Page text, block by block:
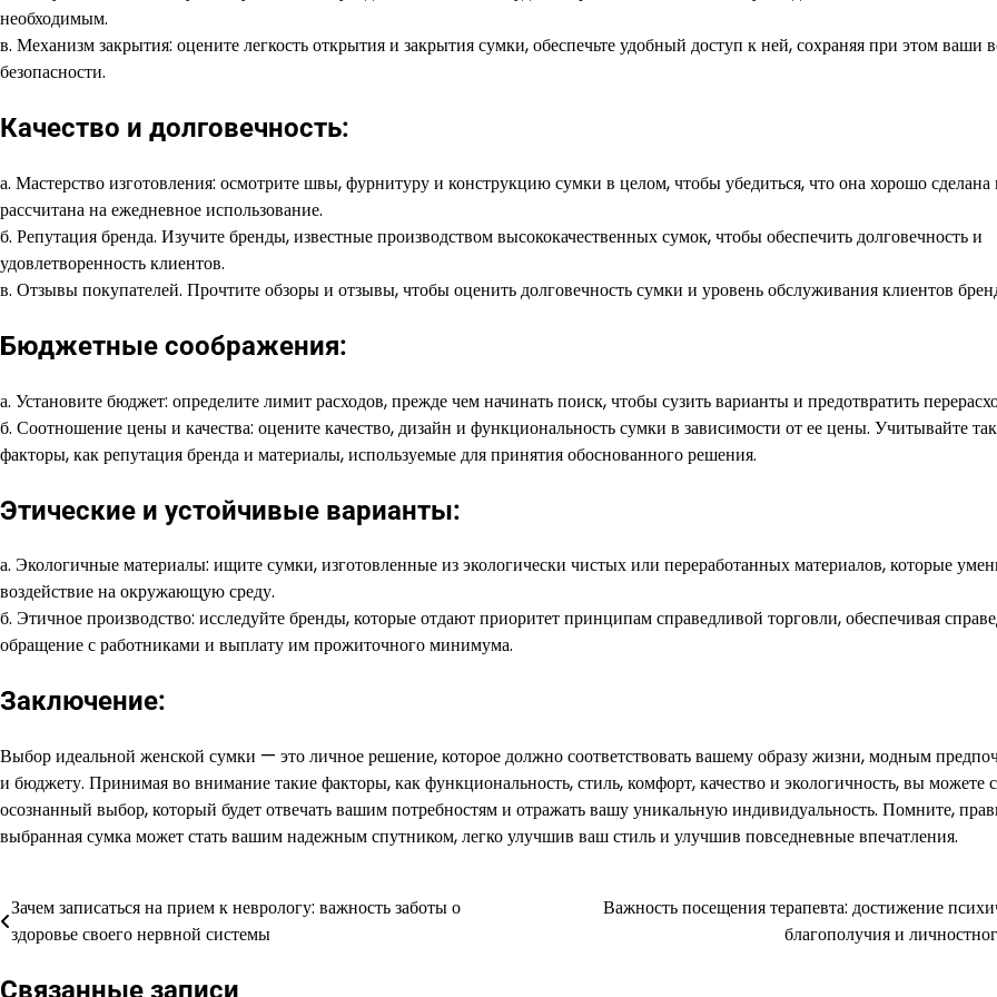
необходимым.
в. Механизм закрытия: оцените легкость открытия и закрытия сумки, обеспечьте удобный доступ к ней, сохраняя при этом ваши
безопасности.
Качество и долговечность:
а. Мастерство изготовления: осмотрите швы, фурнитуру и конструкцию сумки в целом, чтобы убедиться, что она хорошо сделана
рассчитана на ежедневное использование.
б. Репутация бренда. Изучите бренды, известные производством высококачественных сумок, чтобы обеспечить долговечность и
удовлетворенность клиентов.
в. Отзывы покупателей. Прочтите обзоры и отзывы, чтобы оценить долговечность сумки и уровень обслуживания клиентов
Бюджетные соображения:
а. Установите бюджет: определите лимит расходов, прежде чем начинать поиск, чтобы сузить варианты и предотвратить
б. Соотношение цены и качества: оцените качество, дизайн и функциональность сумки в зависимости от ее цены. Учитывайте
факторы, как репутация бренда и материалы, используемые для принятия обоснованного решения.
Этические и устойчивые варианты:
а. Экологичные материалы: ищите сумки, изготовленные из экологически чистых или переработанных материалов, которые
воздействие на окружающую среду.
б. Этичное производство: исследуйте бренды, которые отдают приоритет принципам справедливой торговли, обеспечивая
обращение с работниками и выплату им прожиточного минимума.
Заключение:
Выбор идеальной женской сумки — это личное решение, которое должно соответствовать вашему образу жизни, модным
и бюджету. Принимая во внимание такие факторы, как функциональность, стиль, комфорт, качество и экологичность, вы можете
осознанный выбор, который будет отвечать вашим потребностям и отражать вашу уникальную индивидуальность. Помните,
выбранная сумка может стать вашим надежным спутником, легко улучшив ваш стиль и улучшив повседневные впечатления.
Навигация
по
Зачем записаться на прием к неврологу: важность заботы о
здоровье своего нервной системы
Важность посещения терапевта: достижение
благополучия и
Связанные записи